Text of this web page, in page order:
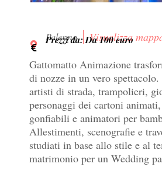
Palermo Visualizza
Prezzi da: Da 100 euro
Gattomatto Animazione
di nozze in un vero
artisti di strada, trampolieri,
personaggi dei cartoni
gonfiabili e animatori per
Allestimenti, scenografie e
studiati in base allo stile e al
matrimonio per un Wedding